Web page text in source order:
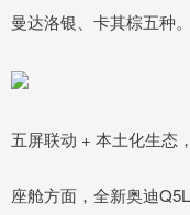
曼达洛银、卡其棕五种。
五屏联动 + 本土化生态
座舱方面，全新奥迪